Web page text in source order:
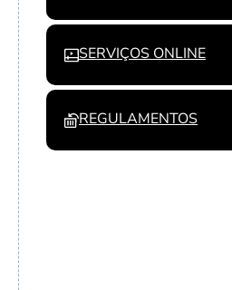
SERVIÇOS ONLINE
REGULAMENTOS